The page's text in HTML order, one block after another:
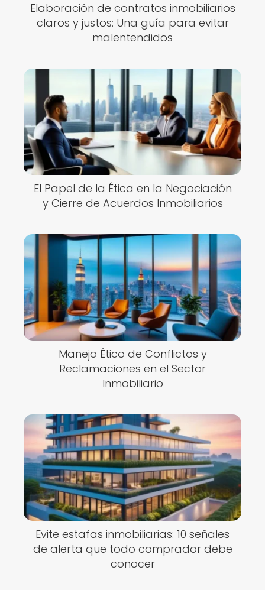
Elaboración de contratos inmobiliarios
claros y justos: Una guía para evitar
malentendidos
El Papel de la Ética en la Negociación
y Cierre de Acuerdos Inmobiliarios
Manejo Ético de Conflictos y
Reclamaciones en el Sector
Inmobiliario
Evite estafas inmobiliarias: 10 señales
de alerta que todo comprador debe
conocer